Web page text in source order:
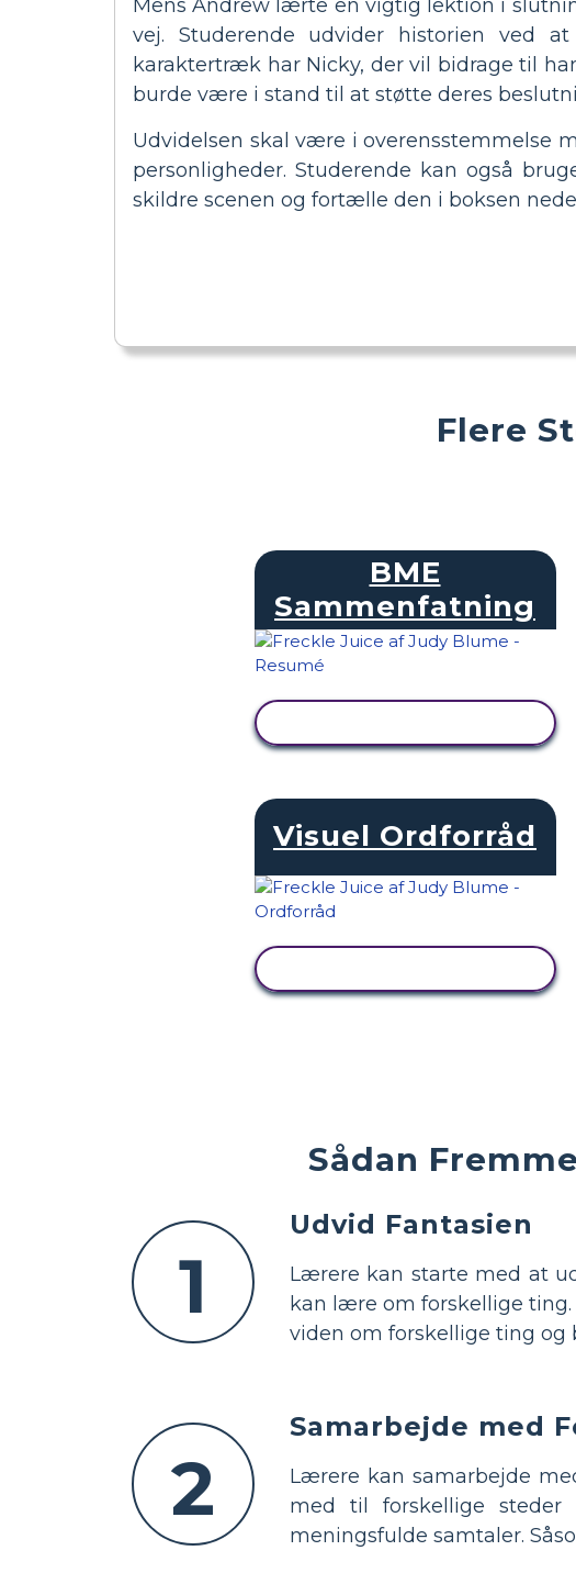
Mens Andrew lærte en vigtig lektion i
vej. Studerende udvider historien ved
karaktertræk har Nicky, der vil bidrage til
burde være i stand til at støtte deres
Udvidelsen skal være i overensstemmelse
personligheder. Studerende kan også
skildre scenen og fortælle den i boksen
Sådan
1
Udvid Fantasien
Lærere kan starte med at
kan lære om forskellige
viden om forskellige ting og
2
Samarbejde med
Lærere kan samarbejde
med til forskellige
meningsfulde samtaler.
Flere
BME
Sammenfatning
Visuel Ordforråd